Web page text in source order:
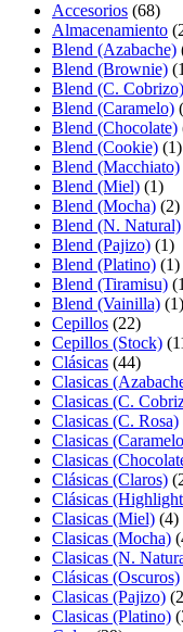
Accesorios (68)
Almacenamiento
Blend (Azabache)
Blend (Brownie)
Blend (C. Cobrizo)
Blend (Caramelo)
Blend (Chocolate)
Blend (Cookie) (1)
Blend (Macchiato)
Blend (Miel) (1)
Blend (Mocha) (2)
Blend (N. Natural)
Blend (Pajizo) (1)
Blend (Platino) (1)
Blend (Tiramisu)
Blend (Vainilla) (1)
Cepillos (22)
Cepillos (Stock)
Clásicas (44)
Clasicas
Clasicas (C.
Clasicas (C. Rosa)
Clasicas
Clasicas
Clásicas (Claros)
Clásicas
Clasicas (Miel) (4)
Clasicas (Mocha)
Clasicas (N.
Clásicas (Oscuros)
Clasicas (Pajizo)
Clasicas (Platino)